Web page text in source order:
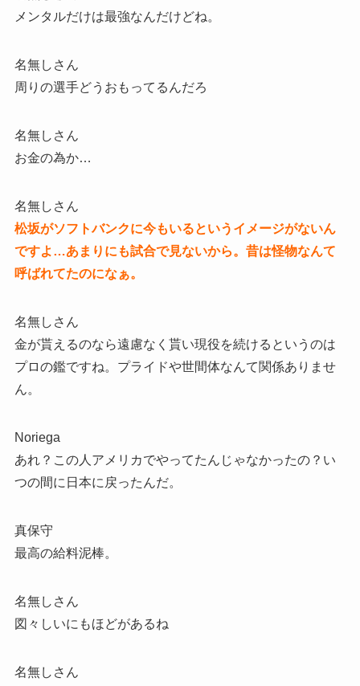
メンタルだけは最強なんだけどね。
名無しさん
周りの選手どうおもってるんだろ
名無しさん
お金の為か…
名無しさん
松坂がソフトバンクに今もいるというイメージがないん
ですよ…あまりにも試合で見ないから。昔は怪物なんて
呼ばれてたのになぁ。
名無しさん
金が貰えるのなら遠慮なく貰い現役を続けるというのは
プロの鑑ですね。プライドや世間体なんて関係ありませ
ん。
Noriega
あれ？この人アメリカでやってたんじゃなかったの？い
つの間に日本に戻ったんだ。
真保守
最高の給料泥棒。
名無しさん
図々しいにもほどがあるね
名無しさん